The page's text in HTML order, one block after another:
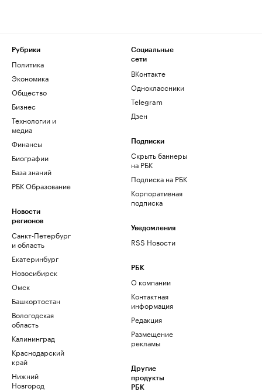
Рубрики
Политика
Экономика
Общество
Бизнес
Технологии и
медиа
Финансы
Биографии
База знаний
РБК Образование
Новости
регионов
Санкт-Петербург
и область
Екатеринбург
Новосибирск
Омск
Башкортостан
Вологодская
область
Калининград
Краснодарский
край
Нижний
Новгород
Социальные
сети
ВКонтакте
Одноклассники
Telegram
Дзен
Подписки
Скрыть баннеры
на РБК
Подписка на РБК
Корпоративная
подписка
Уведомления
RSS Новости
РБК
О компании
Контактная
информация
Редакция
Размещение
рекламы
Другие
продукты
РБК